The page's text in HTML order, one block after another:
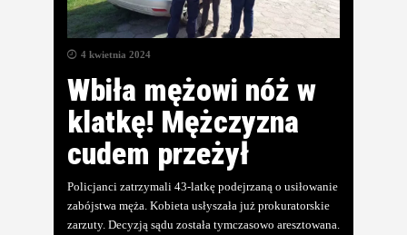
4 kwietnia 2024
Wbiła mężowi nóż w
klatkę! Mężczyzna
cudem przeżył
Policjanci zatrzymali 43-latkę podejrzaną o usiłowanie
zabójstwa męża. Kobieta usłyszała już prokuratorskie
zarzuty. Decyzją sądu została tymczasowo aresztowana.